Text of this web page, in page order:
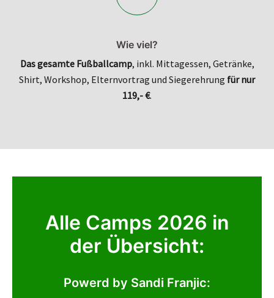
Wie viel?
Das gesamte Fußballcamp, inkl. Mittagessen, Getränke,
Shirt, Workshop, Elternvortrag und Siegerehrung für nur
119,- €.
Alle Camps 2026 in
der Übersicht:
Powerd by Sandi Franjic: